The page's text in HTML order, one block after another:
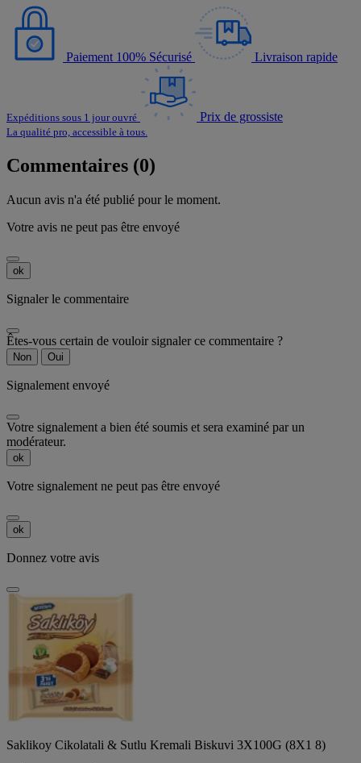
Paiement 100% Sécurisé Livraison rapide
Expéditions sous 1 jour ouvré Prix de grossiste
La qualité pro, accessible à tous.
Commentaires (0)
Aucun avis n'a été publié pour le moment.
Votre avis ne peut pas être envoyé
ok
Signaler le commentaire
Êtes-vous certain de vouloir signaler ce commentaire ?
Non Oui
Signalement envoyé
Votre signalement a bien été soumis et sera examiné par un
modérateur.
ok
Votre signalement ne peut pas être envoyé
ok
Donnez votre avis
Saklikoy Cikolatali & Sutlu Kremali Biskuvi 3X100G (8X1 8)